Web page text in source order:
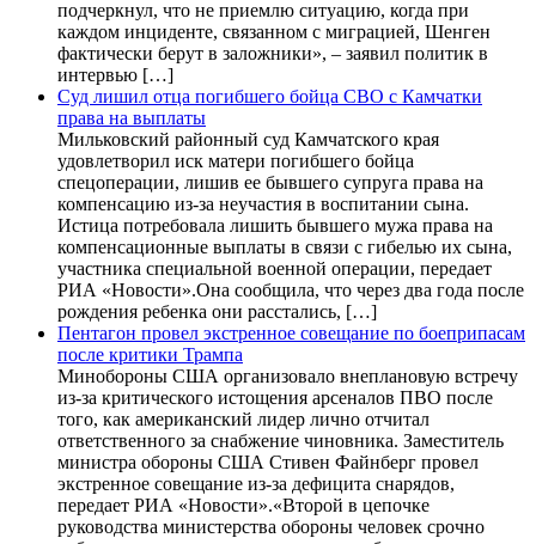
подчеркнул, что не приемлю ситуацию, когда при
каждом инциденте, связанном с миграцией, Шенген
фактически берут в заложники», – заявил политик в
интервью […]
Суд лишил отца погибшего бойца СВО с Камчатки
права на выплаты
Мильковский районный суд Камчатского края
удовлетворил иск матери погибшего бойца
спецоперации, лишив ее бывшего супруга права на
компенсацию из-за неучастия в воспитании сына.
Истица потребовала лишить бывшего мужа права на
компенсационные выплаты в связи с гибелью их сына,
участника специальной военной операции, передает
РИА «Новости».Она сообщила, что через два года после
рождения ребенка они расстались, […]
Пентагон провел экстренное совещание по боеприпасам
после критики Трампа
Минобороны США организовало внеплановую встречу
из-за критического истощения арсеналов ПВО после
того, как американский лидер лично отчитал
ответственного за снабжение чиновника. Заместитель
министра обороны США Стивен Файнберг провел
экстренное совещание из-за дефицита снарядов,
передает РИА «Новости».«Второй в цепочке
руководства министерства обороны человек срочно